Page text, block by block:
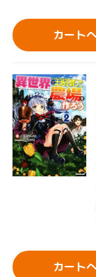
カート
カート